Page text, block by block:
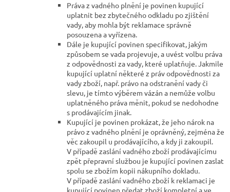
Práva z vadného plnění je povinen kupující
uplatnit bez zbytečného odkladu po zjištění
vady, aby mohla být reklamace správně
posouzena a vyřízena.
Dále je kupující povinen specifikovat, jakým
způsobem se vada projevuje, a uvést volbu práva
z odpovědnosti za vady, které uplatňuje. Jakmile
kupující uplatní některé z práv odpovědnosti za
vady zboží, např. právo na odstranění vady či
slevu, je tímto výběrem vázán a nemůže volbu
uplatněného práva měnit, pokud se nedohodne
s prodávajícím jinak.
Kupující je povinen prokázat, že jeho nárok na
právo z vadného plnění je oprávněný, zejména že
věc zakoupil u prodávajícího, a kdy ji zakoupil.
V případě zaslání vadného zboží prodávajícímu
zpět přepravní službou je kupující povinen zaslat
spolu se zbožím kopii nákupního dokladu.
V případě zaslání vadného zboží k reklamaci je
kupující povinen předat zboží kompletní a ve